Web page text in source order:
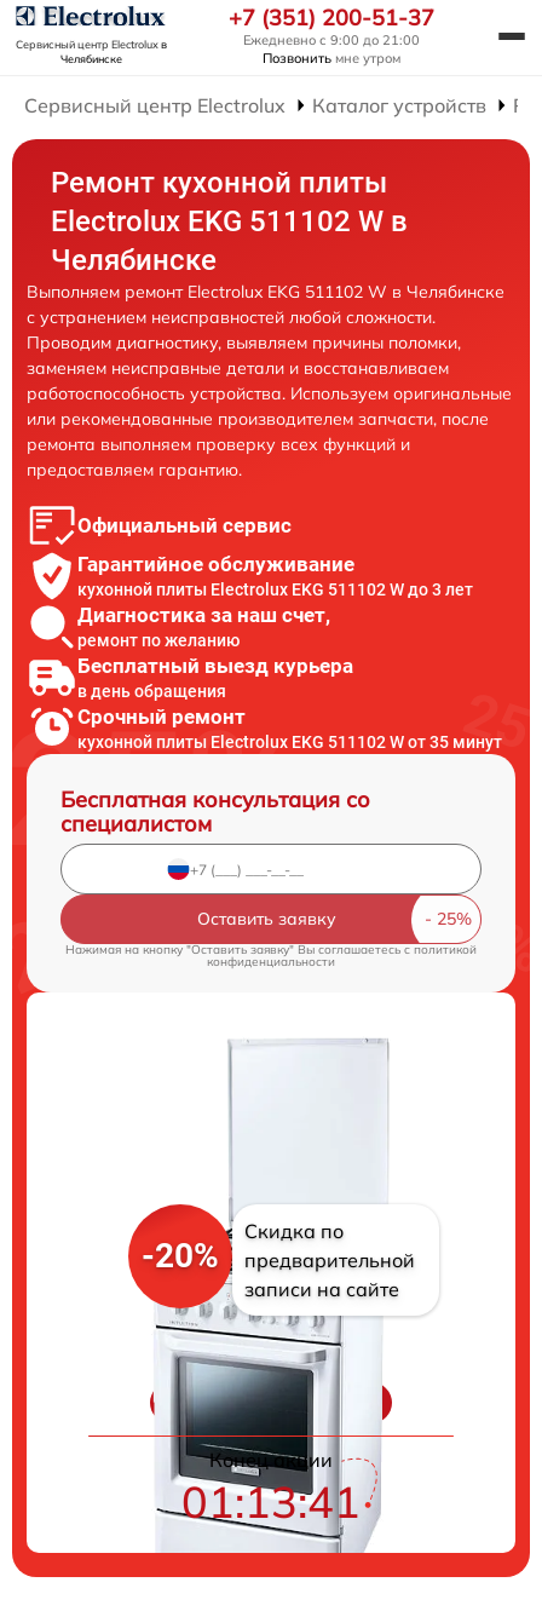
Сервисный центр Electroluxв
Челябинске
+7 (351) 200-51-37
Ежедневно с 9:00 до 21:00
Позвонить мне утром
Сервисный центр Electrolux Каталог устройств
Ремонт кухонной плиты
Electrolux EKG 511102 W в
Челябинске
Выполняем ремонт Electrolux EKG 511102 W в Челябинске
с устранением неисправностей любой сложности.
Проводим диагностику, выявляем причины поломки,
заменяем неисправные детали и восстанавливаем
работоспособность устройства. Используем оригинальные
или рекомендованные производителем запчасти, после
ремонта выполняем проверку всех функций и
предоставляем гарантию.
Официальный сервис
Гарантийное обслуживание
кухонной плиты Electrolux EKG 511102 W до 3 лет
Диагностика за наш счет,
ремонт по желанию
Бесплатный выезд курьера
в день обращения
Срочный ремонт
кухонной плиты Electrolux EKG 511102 W от 35 минут
Бесплатная консультация со
специалистом
Оставить заявку
Нажимая на кнопку "Оставить заявку" Вы соглашаетесь cполитикой
конфиденциальности
-20%
Скидка по
предварительной
записи на сайте
Цены на ремонт
Конец акции
01:13:40